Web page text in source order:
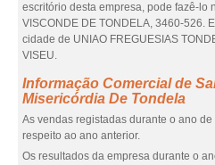
escritório desta empresa, pode fazê-lo
VISCONDE DE TONDELA, 3460-526.
cidade de UNIAO FREGUESIAS
VISEU.
Informação Comercial de
Misericórdia De Tondela
As vendas registadas durante o ano
respeito ao ano anterior.
Os resultados da empresa durante o